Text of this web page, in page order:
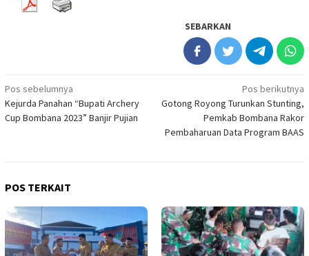
SEBARKAN
Navigasi
pos
Pos sebelumnya
Kejurda Panahan “Bupati Archery
Cup Bombana 2023” Banjir Pujian
Pos berikutnya
Gotong Royong Turunkan Stunting,
Pemkab Bombana Rakor
Pembaharuan Data Program BAAS
POS TERKAIT